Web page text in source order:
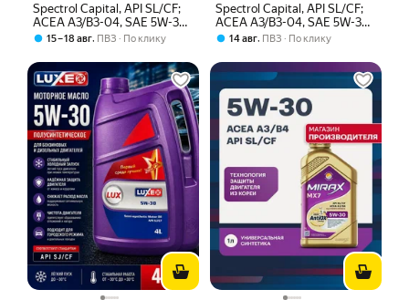
Spectrol Capital, API SL/CF;
ACEA A3/В3-04, SAE 5W-30
Масло моторное,
15 – 18 авг, ПВЗ По клику
Spectrol Capital, API SL/CF;
ACEA A3/В3-04, SAE 5W-30
Масло моторное,
бензиновых и дизельных
двигателей всесезонное
универсальное
14 авг, ПВЗ По клику